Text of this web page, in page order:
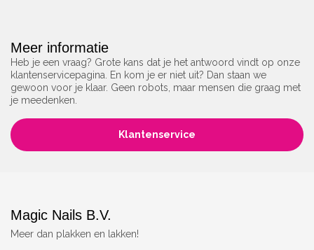
Meer informatie
Heb je een vraag? Grote kans dat je het antwoord vindt op onze
klantenservicepagina. En kom je er niet uit? Dan staan we
gewoon voor je klaar. Geen robots, maar mensen die graag met
je meedenken.
Klantenservice
Magic Nails B.V.
Meer dan plakken en lakken!